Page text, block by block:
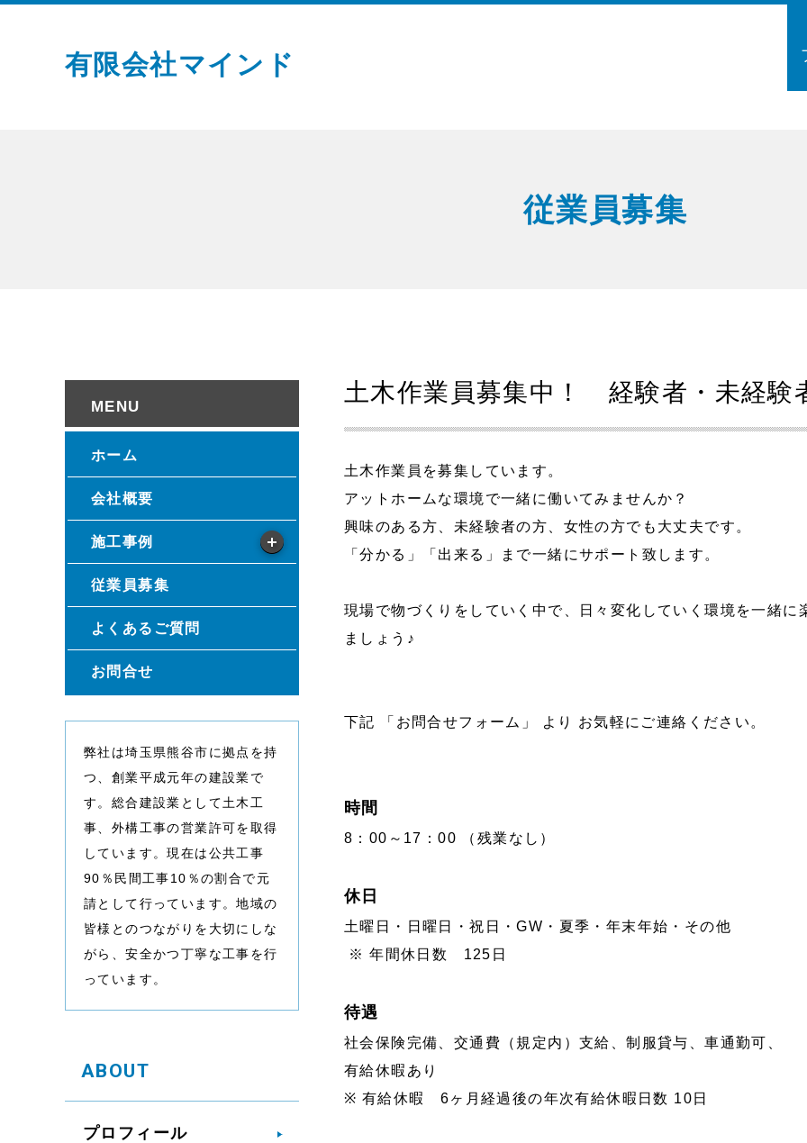
有限会社マインド
従業員募集
土木作業員募集中！ 経験者・未経験
土木作業員を募集しています。
アットホームな環境で一緒に働いてみませんか？
興味のある方、未経験者の方、女性の方でも大丈夫です。
「分かる」「出来る」まで一緒にサポート致します。
現場で物づくりをしていく中で、日々変化していく環境を一緒に
ましょう♪
下記 「お問合せフォーム」 より お気軽にご連絡ください。
時間
8：00～17：00 （残業なし）
休日
土曜日・日曜日・祝日・GW・夏季・年末年始・その他
※ 年間休日数 125日
待遇
社会保険完備、交通費（規定内）支給、制服貸与、車通勤可、
有給休暇あり
※ 有給休暇 6ヶ月経過後の年次有給休暇日数 10日
ホーム
会社概要
施工事例
従業員募集
よくあるご質問
お問合せ
弊社は埼玉県熊谷市に拠点を持
つ、創業平成元年の建設業で
す。総合建設業として土木工
事、外構工事の営業許可を取得
しています。現在は公共工事
90％民間工事10％の割合で元
請として行っています。地域の
皆様とのつながりを大切にしな
がら、安全かつ丁寧な工事を行
っています。
ABOUT
プロフィール